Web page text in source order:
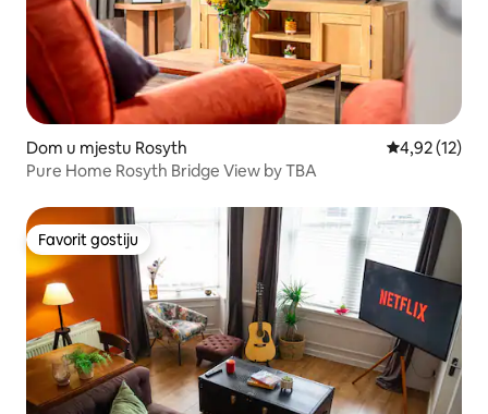
Dom u mjestu Rosyth Prosječna
4,92 (12)
Pure Home Rosyth Bridge View by TBA
Favorit gostiju
Favorit gostiju